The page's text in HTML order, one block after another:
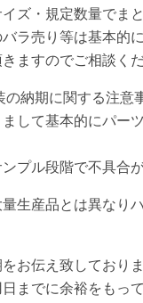
ズ・規定数量でま
ラ売り等は基本的
ますのでご相談くだ
の納期に関する注意
して基本的にパー
プル段階で不具合
量生産品とは異なり
お伝え致しており
までに余裕をもっ